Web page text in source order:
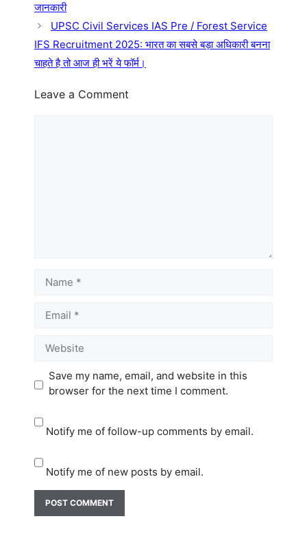
जानकारी
UPSC Civil Services IAS Pre / Forest Service
IFS Recruitment 2025: भारत का सबसे बड़ा अधिकारी बनना
चाहते है तो आज ही भरें ये फॉर्म।
Leave a Comment
Name
Email
Website
Save my name, email, and website in this
browser for the next time I comment.
Notify me of follow-up comments by email.
Notify me of new posts by email.